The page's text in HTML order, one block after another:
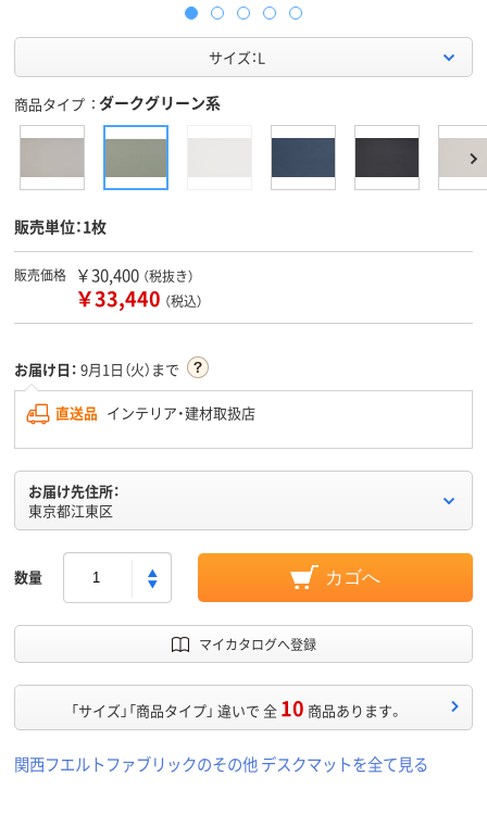
サイズ：L
商品タイプ ダークグリーン系
販売単位：1枚
販売価格 ￥30,400 （税抜き）
￥33,440 （税込）
お届け日： 9月1日（火）まで
直送品 インテリア・建材取扱店
お届け先住所：
東京都江東区
数量 カゴへ
マイカタログへ登録
「サイズ」「商品タイプ」 違いで 全 10 商品あります。
関西フエルトファブリックのその他 デスクマットを全て見る